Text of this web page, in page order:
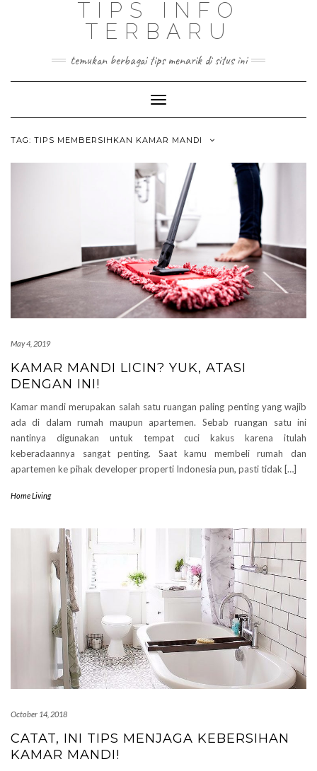
TIPS INFO
TERBARU
temukan berbagai tips menarik di situs ini
Toggle
Navigation
TAG: TIPS MEMBERSIHKAN KAMAR MANDI
May 4, 2019
KAMAR MANDI LICIN? YUK, ATASI
DENGAN INI!
Kamar mandi merupakan salah satu ruangan paling penting yang wajib
ada di dalam rumah maupun apartemen. Sebab ruangan satu ini
nantinya digunakan untuk tempat cuci kakus karena itulah
keberadaannya sangat penting. Saat kamu membeli rumah dan
apartemen ke pihak developer properti Indonesia pun, pasti tidak […]
Home Living
October 14, 2018
CATAT, INI TIPS MENJAGA KEBERSIHAN
KAMAR MANDI!